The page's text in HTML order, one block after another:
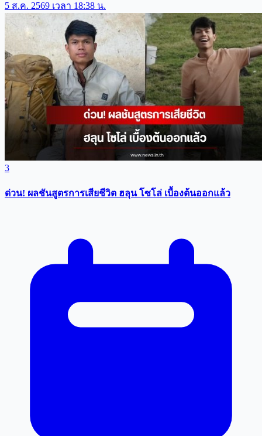
5 ส.ค. 2569 เวลา 18:38 น.
3
ด่วน! ผลชันสูตรการเสียชีวิต ฮลุน โซโล่ เบื้องต้นออกแล้ว